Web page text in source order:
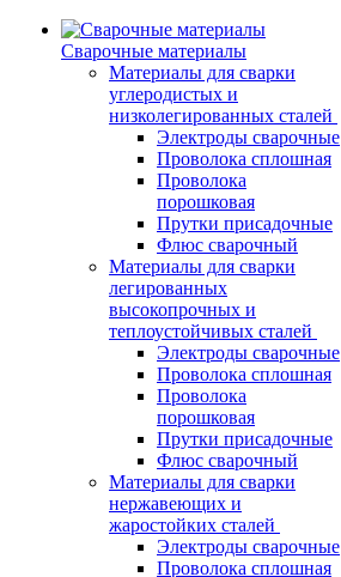
Сварочные материалы
Материалы для сварки
углеродистых и
низколегированных сталей
Электроды сварочные
Проволока сплошная
Проволока
порошковая
Прутки присадочные
Флюс сварочный
Материалы для сварки
легированных
высокопрочных и
теплоустойчивых сталей
Электроды сварочные
Проволока сплошная
Проволока
порошковая
Прутки присадочные
Флюс сварочный
Материалы для сварки
нержавеющих и
жаростойких сталей
Электроды сварочные
Проволока сплошная